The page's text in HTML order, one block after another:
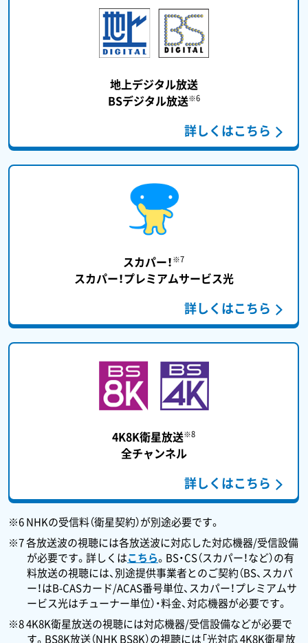
地上デジタル放送
BSデジタル放送※6
詳しくはこちら
スカパー！※7
スカパー！プレミアムサービス光
詳しくはこちら
4K8K衛星放送※8
全チャンネル
詳しくはこちら
※6 NHKの受信料（衛星契約）が別途必要です。
※7 各放送波の視聴には各放送波に対応した対応機器/受信設備
が必要です。詳しくはこちら。BS・CS（スカパー！など）の有
料放送の視聴には、別途提供事業者とのご契約（BS、スカパ
ー！はB-CASカード/ACAS番号単位、スカパー！プレミアムサ
ービス光はチューナー単位）・料金、対応機器が必要です。
※8 4K8K衛星放送の視聴には対応機器/受信設備などが必要で
す。BS8K放送（NHK BS8K）の視聴には「光対応 4K8K衛星放